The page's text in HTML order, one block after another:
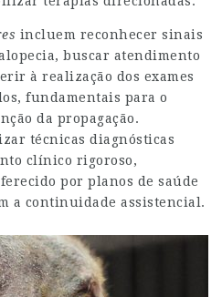
incluem reconhecer sinais
buscar atendimento
à realização dos exames
fundamentais para o
da propagação.
técnicas diagnósticas
clínico rigoroso,
por planos de saúde
a continuidade assistencial.